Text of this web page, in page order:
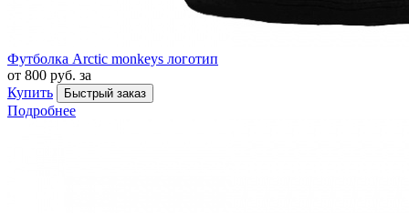
Футболка Arctic monkeys логотип
от 800 руб. за
Купить
Быстрый заказ
Подробнее